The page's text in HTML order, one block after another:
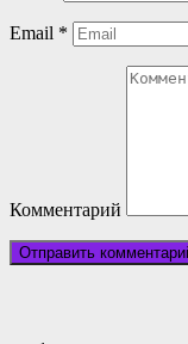
Email *
Комментарий